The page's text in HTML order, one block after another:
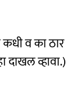
व का ठार
दाखल व्हावा.)